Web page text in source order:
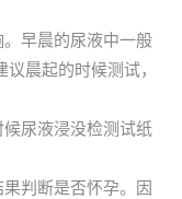
早晨的尿液中一般
晨起的时候测试，
尿液浸没检测试纸
判断是否怀孕。因